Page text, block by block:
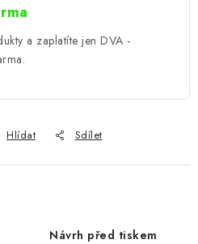
a zaplatíte jen DVA -
Hlídat Sdílet
Návrh před tiskem